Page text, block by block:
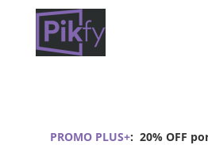
PROMO PLUS+:20% OFF